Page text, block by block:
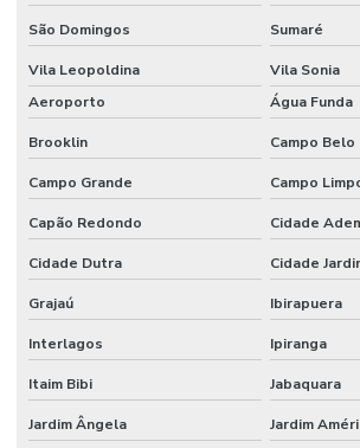
Cursos internacionais de segurança do trabalho
Cursos internacionais de SST
Elaboração do ppp
Elaboração de ltcat
Elaboração de mapa de risco
Elaboração de pcmso
Elaboração de ppra
Empresa de consultoria tecnico de segurança
São Domingos Sumaré
Vila Leopoldina
Vila Sonia
Aeroporto
Água Funda
Brooklin Campo Belo
Campo Grande Campo
Capão Redondo Cidade
Cidade Dutra Cidade
Grajaú Ibirapuera
Interlagos Ipiranga
Itaim Bibi Jabaquara
Jardim Ângela Jardim